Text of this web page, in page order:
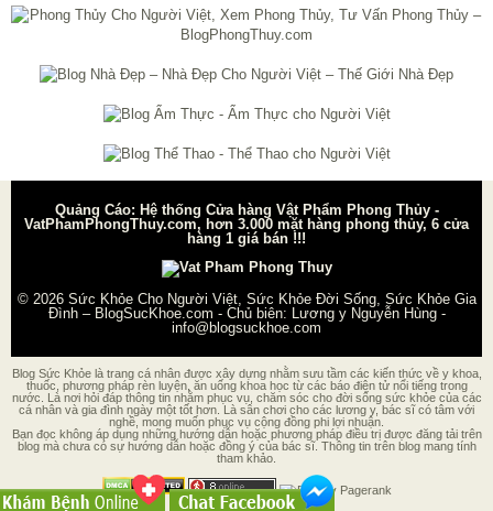
Quảng Cáo: Hệ thống Cửa hàng Vật Phẩm Phong Thủy -
VatPhamPhongThuy.com, hơn 3.000 mặt hàng phong thủy, 6 cửa
hàng 1 giá bán !!!
© 2026 Sức Khỏe Cho Người Việt, Sức Khỏe Đời Sống, Sức Khỏe Gia
Đình – BlogSucKhoe.com - Chủ biên: Lương y Nguyễn Hùng-
info@blogsuckhoe.com
Blog Sức Khỏe là trang cá nhân được xây dựng nhằm sưu tầm các kiến thức về y khoa,
thuốc, phương pháp rèn luyện, ăn uống khoa học từ các báo điện tử nổi tiếng trong
nước. Là nơi hỏi đáp thông tin nhằm phục vụ, chăm sóc cho đời sống sức khỏe của các
cá nhân và gia đình ngày một tốt hơn. Là sân chơi cho các lương y, bác sĩ có tâm với
nghề, mong muốn phục vụ cộng đồng phi lợi nhuận.
Bạn đọc không áp dụng những hướng dẫn hoặc phương pháp điều trị được đăng tải trên
blog mà chưa có sự hướng dẫn hoặc đồng ý của bác sĩ. Thông tin trên blog mang tính
tham khảo.